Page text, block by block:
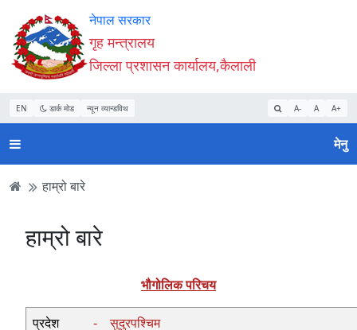
Accessibility
Mode
सुरु
गर्नुहोस्
सामाग्री
पढ्नुहाेस्
नेभिगेसन
पढ्नुहाेस्
वेबसाइट
खोजमा
जानुहोस्
नेपाल सरकार
गृह मन्त्रालय
जिल्ला प्रशासन कार्यालय,कैलाली
EN डार्क मोड न्यून व्यान्डविथ A- A A+
मेनु
हाम्रो बारे
हाम्रो बारे
भौगोलिक परिचय
प्रदेश - सुदुरपश्चिम